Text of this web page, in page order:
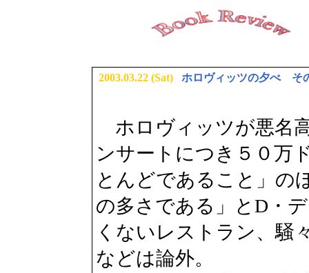
2003.03.22 (Sat) ホロヴィッツの夕べ そ
ホロヴィッツが悪名
ンサートにつき５０万
とんどであること」の
の多さである」とD・
くないレストラン、騒
などは論外。